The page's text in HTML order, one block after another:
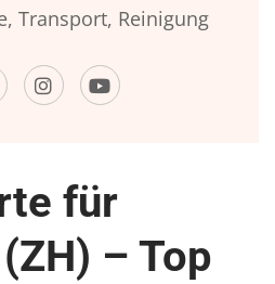
Transport, Reinigung
für
– Top